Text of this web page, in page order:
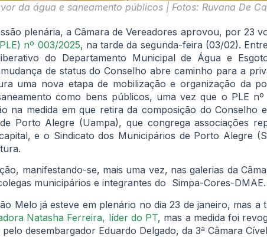
da água e saneamento públicos | Fotos: Ruvana De
plenária, a Câmara de Vereadores aprovou, por 23
nº 003/2025, na tarde da segunda-feira (03/02).
do Departamento Municipal de Água e
de status do Conselho abre caminho para a
uma nova etapa de mobilização e organização da
como bens públicos, uma vez que o PLE
na medida em que retira da composição do Conselho
Porto Alegre (Uampa), que congrega associações
e o Sindicato dos Municipários de Porto Alegre
manifestando-se, mais uma vez, nas galerias da
municipários e integrantes do Simpa-Cores-DMAE.
Melo já esteve em plenário no dia 23 de janeiro, mas
Natasha Ferreira, líder do PT, mas a medida foi
desembargador Eduardo Delgado, da 3ª Câmara